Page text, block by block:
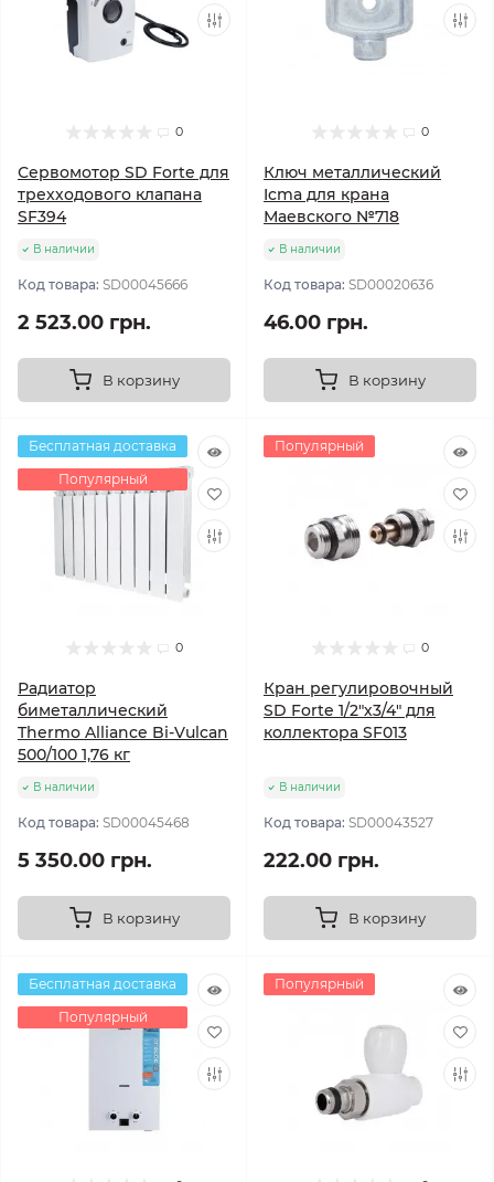
0
Сервомотор SD Forte для
трехходового клапана
SF394
В наличии
Код товара: SD00045666
2 523.00 грн.
В корзину
0
Ключ металлический
Icma для крана
Маевского №718
В наличии
Код товара: SD00020636
46.00 грн.
В корзину
Бесплатная доставка
Популярный
0
Радиатор
биметаллический
Thermo Alliance Bi-Vulcan
500/100 1,76 кг
В наличии
Код товара: SD00045468
5 350.00 грн.
В корзину
Популярный
0
Кран регулировочный
SD Forte 1/2"х3/4" для
коллектора SF013
В наличии
Код товара: SD00043527
222.00 грн.
В корзину
Бесплатная доставка
Популярный
Популярный